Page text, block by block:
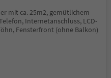
mit ca. 25m2, gemütlichem
Internetanschluss, LCD-
Fensterfront (ohne Balkon)